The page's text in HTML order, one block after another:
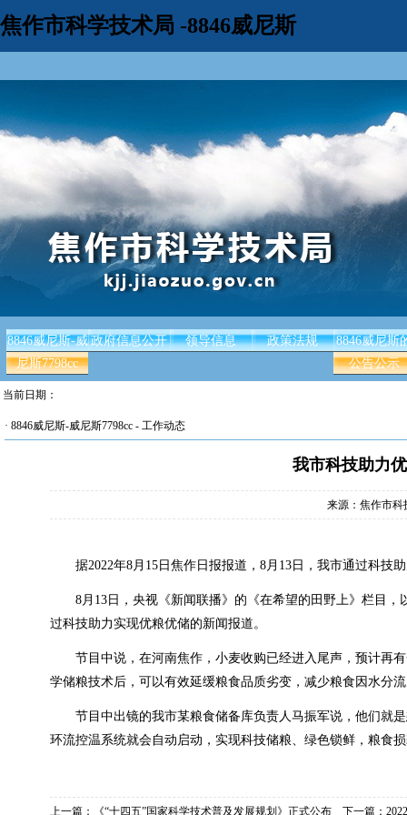
焦作市科学技术局 -8846威尼斯
8846威尼斯-威
尼斯7798cc
政府信息公开 领导信息 政策法规
8846威尼斯
公告公示
当前日期：
· 8846威尼斯-威尼斯7798cc - 工作动态
我市科技助力
来源：焦作市
据2022年8月 15 日焦作日报报道， 8月 13 日，我市通过科技
8月 13 日，央视《新闻联播》的《在希望的田野上》栏目，
过科技助力实现优粮优储的新闻报道。
节目中说，在河南焦作，小麦收购已经进入尾声，预计再
学储粮技术后，可以有效延缓粮食品质劣变，减少粮食因水分
节目中出镜的我市某粮食储备库负责人马振军说，他们就
环流控温系统就会自动启动，实现科技储粮、绿色锁鲜，粮食
上一篇： 《“十四五”国家科学技术普及发展规划》正式公布 下一篇：